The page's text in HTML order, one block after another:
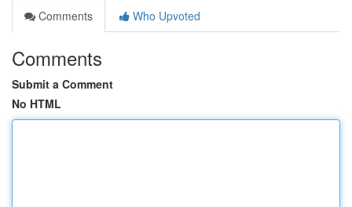
Comments
Who Upvoted
Comments
Submit a Comment
No HTML